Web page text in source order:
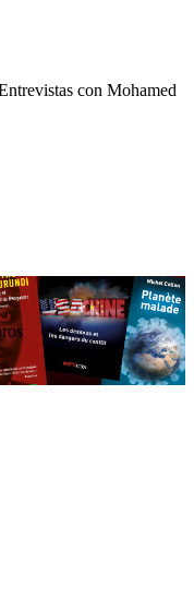
con Mohamed